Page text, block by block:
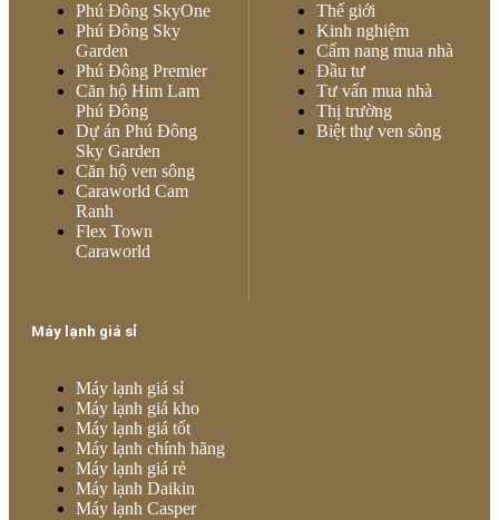
Phú Đông SkyOne
Phú Đông Sky
Garden
Phú Đông Premier
Căn hộ Him Lam
Phú Đông
Dự án Phú Đông
Sky Garden
Căn hộ ven sông
Caraworld Cam
Ranh
Flex Town
Caraworld
Thế giới
Kinh nghiệm
Cẩm nang mua nhà
Đầu tư
Tư vấn mua nhà
Thị trường
Biệt thự ven sông
Máy lạnh giá sỉ
Máy lạnh giá sỉ
Máy lạnh giá kho
Máy lạnh giá tốt
Máy lạnh chính hãng
Máy lạnh giá rẻ
Máy lạnh Daikin
Máy lạnh Casper